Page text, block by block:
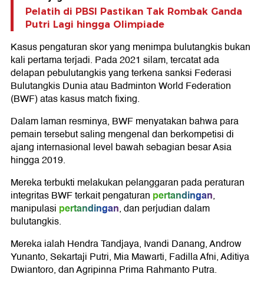
Pelatih di PBSI Pastikan Tak Rombak Ganda
Putri Lagi hingga Olimpiade
Kasus pengaturan skor yang menimpa bulutangkis bukan
kali pertama terjadi. Pada 2021 silam, tercatat ada
delapan pebulutangkis yang terkena sanksi Federasi
Bulutangkis Dunia atau Badminton World Federation
(BWF) atas kasus match fixing.
Dalam laman resminya, BWF menyatakan bahwa para
pemain tersebut saling mengenal dan berkompetisi di
ajang internasional level bawah sebagian besar Asia
hingga 2019.
Mereka terbukti melakukan pelanggaran pada peraturan
integritas BWF terkait pengaturan pertandingan,
manipulasi pertandingan, dan perjudian dalam
bulutangkis.
Mereka ialah Hendra Tandjaya, Ivandi Danang, Androw
Yunanto, Sekartaji Putri, Mia Mawarti, Fadilla Afni, Aditiya
Dwiantoro, dan Agripinna Prima Rahmanto Putra.